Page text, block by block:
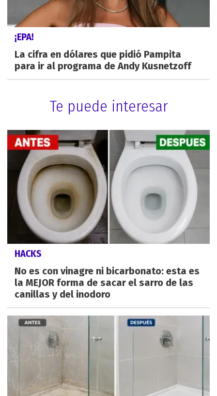
¡EPA!
La cifra en dólares que pidió Pampita
para ir al programa de Andy Kusnetzoff
Te puede interesar
HACKS
No es con vinagre ni bicarbonato: esta es
la MEJOR forma de sacar el sarro de las
canillas y del inodoro